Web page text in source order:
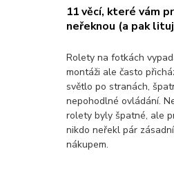
11 věcí, které vám
neřeknou (a pak
Rolety na fotkách
montáži ale často
světlo po stranách,
nepohodlné ovládání.
rolety byly špatné, ale
nikdo neřekl pár
nákupem.